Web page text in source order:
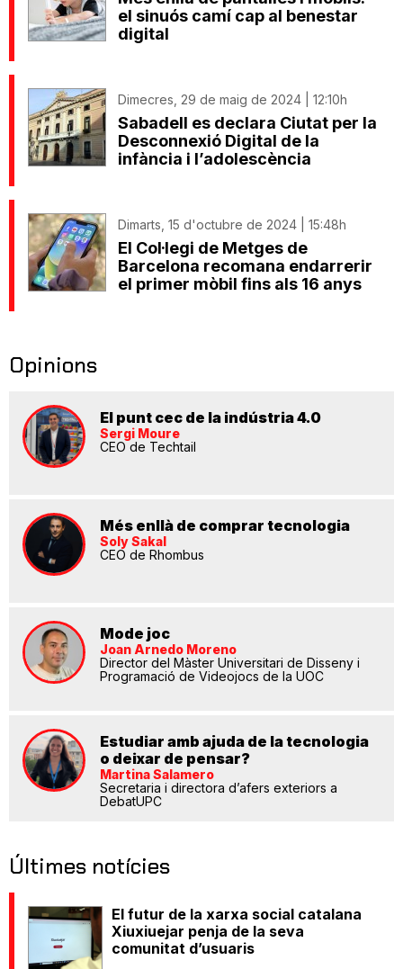
el sinuós camí cap al benestar
digital
Dimecres, 29 de maig de 2024 | 12:10h
Sabadell es declara Ciutat per la
Desconnexió Digital de la
infància i l’adolescència
Dimarts, 15 d'octubre de 2024 | 15:48h
El Col·legi de Metges de
Barcelona recomana endarrerir
el primer mòbil fins als 16 anys
Opinions
El punt cec de la indústria 4.0
Sergi Moure
CEO de Techtail
Més enllà de comprar tecnologia
Soly Sakal
CEO de Rhombus
Mode joc
Joan Arnedo Moreno
Director del Màster Universitari de Disseny i
Programació de Videojocs de la UOC
Estudiar amb ajuda de la tecnologia
o deixar de pensar?
Martina Salamero
Secretaria i directora d’afers exteriors a
DebatUPC
Últimes notícies
El futur de la xarxa social catalana
Xiuxiuejar penja de la seva
comunitat d’usuaris